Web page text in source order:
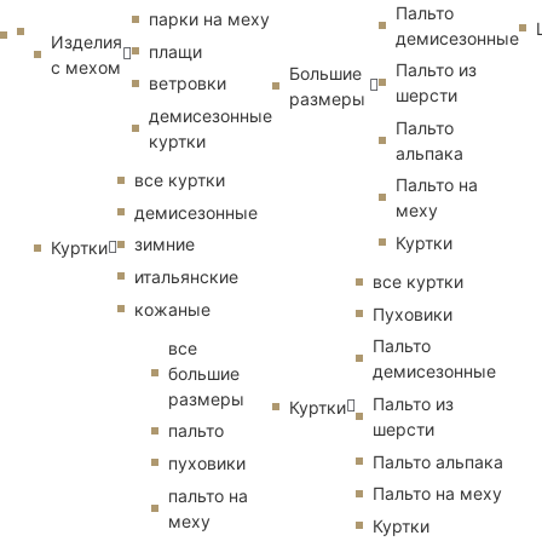
Изделия
с мехом
парки на меху
плащи
ветровки
демисезонные
куртки
Куртки
все куртки
демисезонные
зимние
итальянские
кожаные
все
большие
размеры
пальто
пуховики
пальто на
меху
Большие
размеры
Пальто
демисезонные
Пальто из
шерсти
Пальто
альпака
Пальто на
меху
Куртки
Куртки
все куртки
Пуховики
Пальто
демисезонные
Пальто из
шерсти
Пальто альпака
Пальто на меху
Куртки